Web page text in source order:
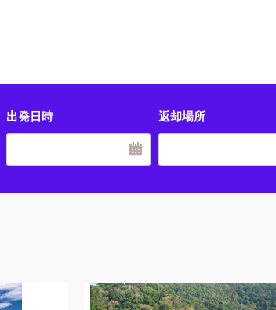
返却場所
出発日時